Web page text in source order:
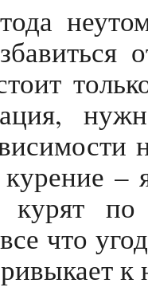
–
курят по
что
к